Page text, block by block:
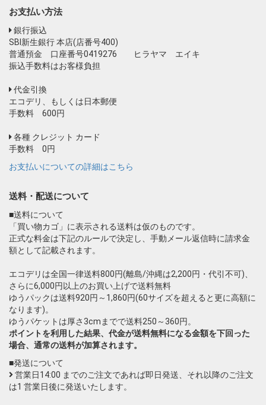
お買い物を続ける
お支払い方法
銀行振込
SBI新生銀行 本店(店番号400)
普通預金 口座番号0419276 ヒラヤマ エイキ
振込手数料はお客様負担
代金引換
エコデリ、もしくは日本郵便
手数料 600円
各種 クレジット カード
手数料 0円
お支払いについての詳細はこちら
送料・配送について
■送料について
「買い物カゴ」に表示される送料は仮のものです。
正式な料金は下記のルールで決定し、手動メール返信時に請求金
額として記載されます。
エコデリは全国一律送料800円(離島/沖縄は2,200円・代引不可)、
さらに6,000円以上のお買い上げで送料無料
ゆうパックは送料920円～1,860円(60サイズを超えると更に高額に
なります)。
ゆうパケットは厚さ3cmまでで送料250～360円。
ポイントを利用した結果、代金が送料無料になる金額を下回った
場合、通常の送料が加算されます。
■発送について
営業日14:00 までのご注文であれば即日発送、それ以降のご注文
は1 営業日後に発送いたします。